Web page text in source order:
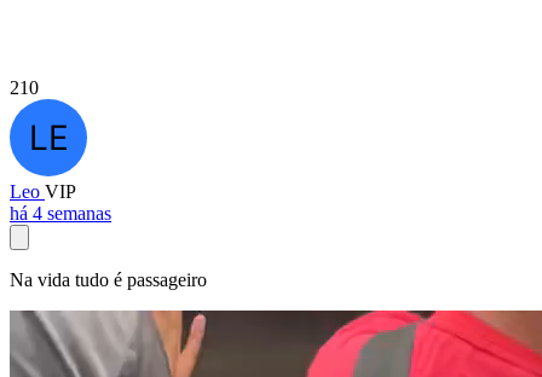
210
Leo VIP
há 4 semanas
Na vida tudo é passageiro